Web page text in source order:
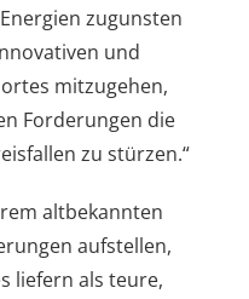
zugunsten
und
mitzugehen,
Forderungen die
zu stürzen.“
altbekannten
aufstellen,
liefern als teure,